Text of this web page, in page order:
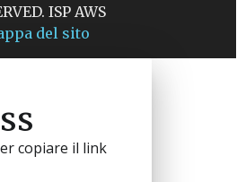
ISP AWS
del sito
copiare il link